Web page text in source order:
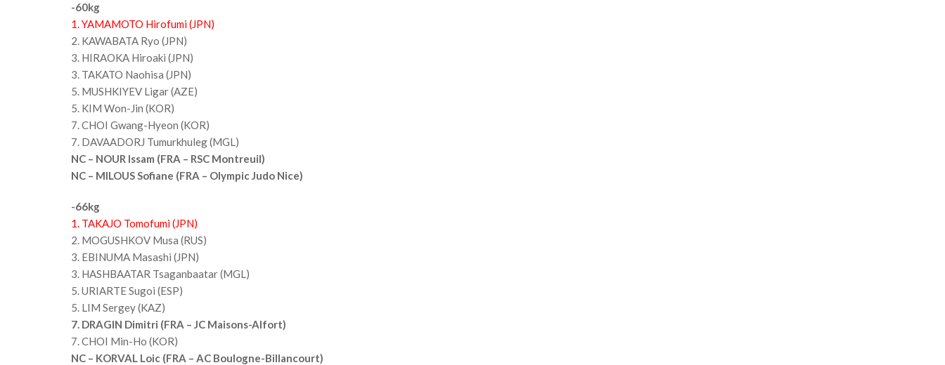
-60kg
1. YAMAMOTO Hirofumi (JPN)
2. KAWABATA Ryo (JPN)
3. HIRAOKA Hiroaki (JPN)
3. TAKATO Naohisa (JPN)
5. MUSHKIYEV Ligar (AZE)
5. KIM Won-Jin (KOR)
7. CHOI Gwang-Hyeon (KOR)
7. DAVAADORJ Tumurkhuleg (MGL)
NC – NOUR Issam (FRA – RSC Montreuil)
NC – MILOUS Sofiane (FRA – Olympic Judo Nice)
-66kg
1. TAKAJO Tomofumi (JPN)
2. MOGUSHKOV Musa (RUS)
3. EBINUMA Masashi (JPN)
3. HASHBAATAR Tsaganbaatar (MGL)
5. URIARTE Sugoi (ESP)
5. LIM Sergey (KAZ)
7. DRAGIN Dimitri (FRA – JC Maisons-Alfort)
7. CHOI Min-Ho (KOR)
NC – KORVAL Loic (FRA – AC Boulogne-Billancourt)